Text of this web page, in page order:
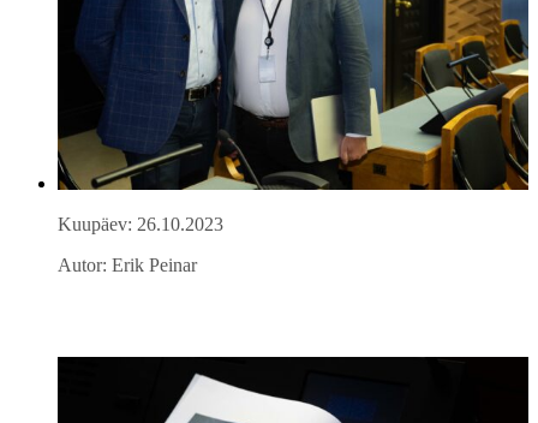
Kuupäev: 26.10.2023
Autor: Erik Peinar